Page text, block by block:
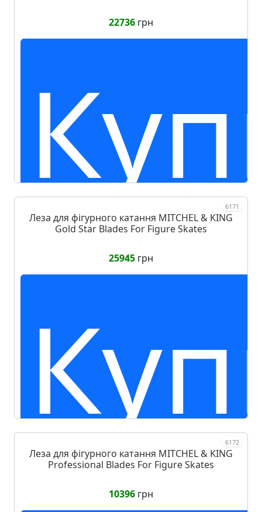
22736 грн
6171
Леза для фігурного катання MITCHEL & KING
Gold Star Blades For Figure Skates
25945 грн
6172
Леза для фігурного катання MITCHEL & KING
Professional Blades For Figure Skates
10396 грн